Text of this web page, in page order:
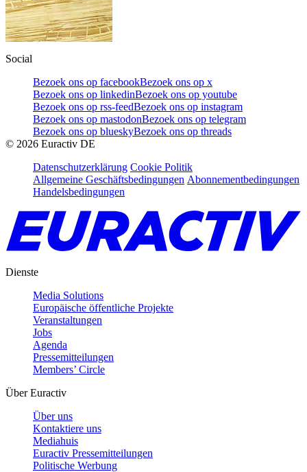
Social
Bezoek ons op facebookBezoek ons op x
Bezoek ons op linkedinBezoek ons op youtube
Bezoek ons op rss-feedBezoek ons op instagram
Bezoek ons op mastodonBezoek ons op telegram
Bezoek ons op blueskyBezoek ons op threads
© 2026 Euractiv DE
Datenschutzerklärung Cookie Politik
Allgemeine Geschäftsbedingungen Abonnementbedingungen
Handelsbedingungen
Dienste
Media Solutions
Europäische öffentliche Projekte
Veranstaltungen
Jobs
Agenda
Pressemitteilungen
Members’ Circle
Über Euractiv
Über uns
Kontaktiere uns
Mediahuis
Euractiv Pressemitteilungen
Politische Werbung